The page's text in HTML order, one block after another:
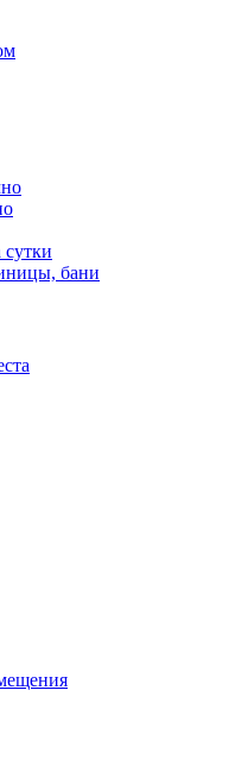
бани